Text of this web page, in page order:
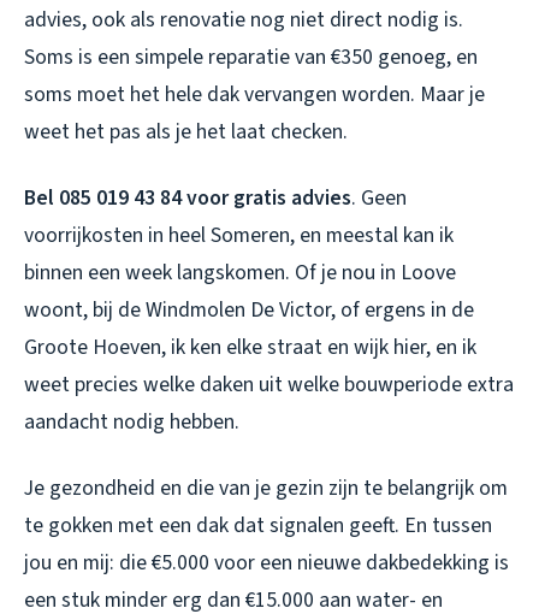
advies, ook als renovatie nog niet direct nodig is.
Soms is een simpele reparatie van €350 genoeg, en
soms moet het hele dak vervangen worden. Maar je
weet het pas als je het laat checken.
Bel 085 019 43 84 voor gratis advies. Geen
voorrijkosten in heel Someren, en meestal kan ik
binnen een week langskomen. Of je nou in Loove
woont, bij de Windmolen De Victor, of ergens in de
Groote Hoeven, ik ken elke straat en wijk hier, en ik
weet precies welke daken uit welke bouwperiode extra
aandacht nodig hebben.
Je gezondheid en die van je gezin zijn te belangrijk om
te gokken met een dak dat signalen geeft. En tussen
jou en mij: die €5.000 voor een nieuwe dakbedekking is
een stuk minder erg dan €15.000 aan water- en